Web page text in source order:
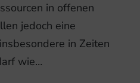
in offenen
jedoch eine
in Zeiten
wie…